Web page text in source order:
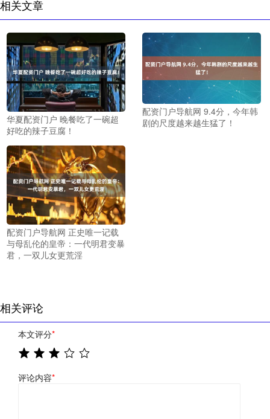
相关文章
华夏配资门户 晚餐吃了一碗超
好吃的辣子豆腐！
配资门户导航网 9.4分，今年韩
剧的尺度越来越生猛了！
配资门户导航网 正史唯一记载
与母乱伦的皇帝：一代明君变暴
君，一双儿女更荒淫
相关评论
本文评分*
评论内容*